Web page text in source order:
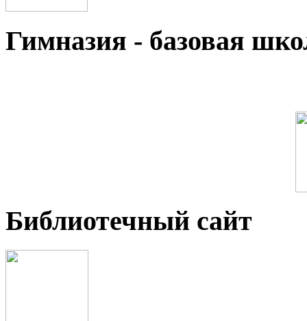
Гимназия - базовая
Библиотечный сайт